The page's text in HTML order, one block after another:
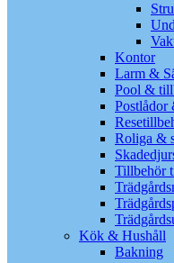
Kontor
Larm &
Pool &
Postlådor
Roliga &
Tillbehör
Kök & Hushåll
Bakning